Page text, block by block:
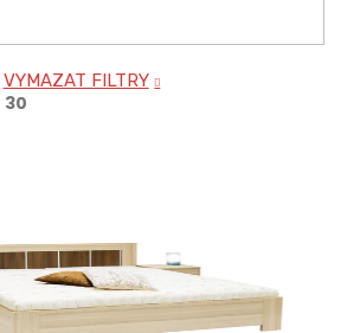
VYMAZAT FILTRY
30